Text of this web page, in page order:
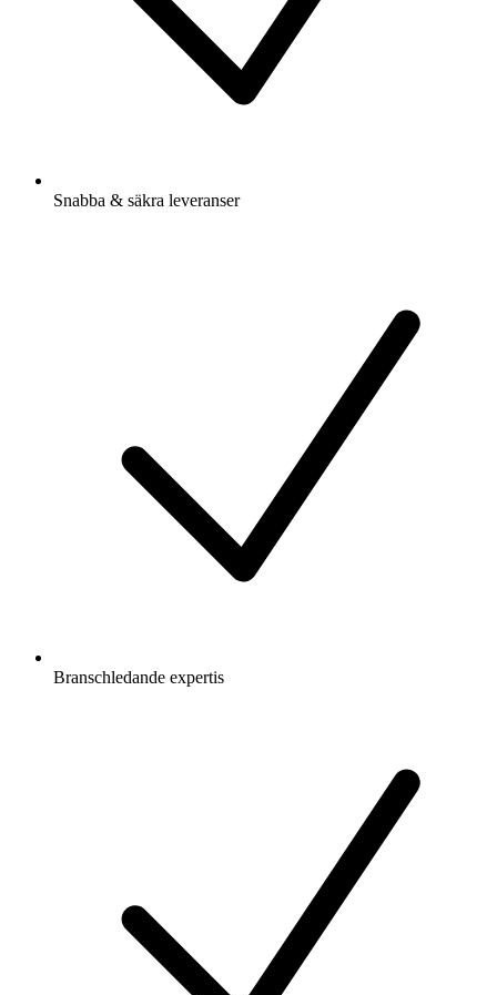
Snabba & säkra leveranser
Branschledande expertis